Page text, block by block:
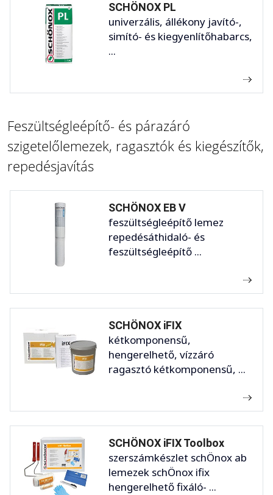
SCHÖNOX PL
univerzális, állékony javító-,
simító- és kiegyenlítőhabarcs,
...
Feszültségleépítő- és párazáró
szigetelőlemezek, ragasztók és kiegészítők,
repedésjavítás
SCHÖNOX EB V
feszültségleépítő lemez
repedésáthidaló- és
feszültségleépítő ...
SCHÖNOX iFIX
kétkomponensű,
hengerelhető, vízzáró
ragasztó kétkomponensű, ...
SCHÖNOX iFIX Toolbox
szerszámkészlet schÖnox ab
lemezek schÖnox ifix
hengerelhető fixáló- ...